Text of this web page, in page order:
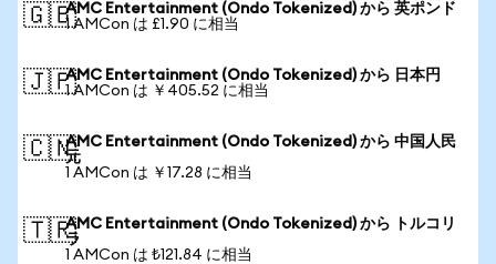
🇬🇧AMC Entertainment (Ondo Tokenized) から 英ポンド
1 AMCon は £1.90 に相当
🇯🇵AMC Entertainment (Ondo Tokenized) から 日本円
1 AMCon は ￥405.52 に相当
🇨🇳AMC Entertainment (Ondo Tokenized) から 中国人民
元
1 AMCon は ￥17.28 に相当
🇹🇷AMC Entertainment (Ondo Tokenized) から トルコリ
ラ
1 AMCon は ₺121.84 に相当